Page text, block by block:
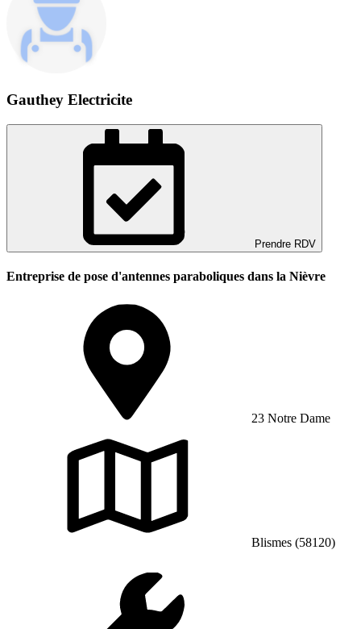
Gauthey Electricite
Prendre RDV
Entreprise de pose d'antennes paraboliques dans la Nièvre
23 Notre Dame
Blismes (58120)